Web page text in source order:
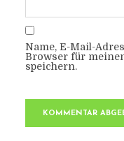
Name, E-Mail-
Browser für
speichern.